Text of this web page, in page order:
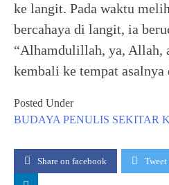
ke langit. Pada waktu
bercahaya di langit, ia
“Alhamdulillah, ya, Allah,
kembali ke tempat asalnya
Posted Under
BUDAYA PENULIS SEKITAR
Share on facebook